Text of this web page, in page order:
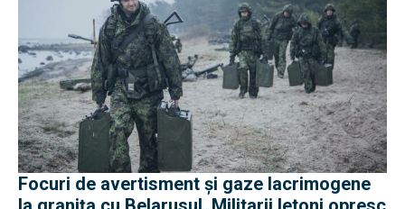
Focuri de avertisment și gaze lacrimogene